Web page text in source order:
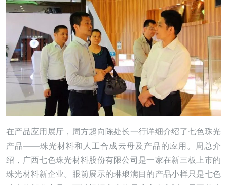
在产品应用展厅，周方超向陈处长一行详细介绍了七色珠光
产品——珠光材料和人工合成云母及产品的应用。周总介
绍，广西七色珠光材料股份有限公司是一家在新三板上市的
珠光材料新企业。眼前展示的琳琅满目的产品小样只是七色